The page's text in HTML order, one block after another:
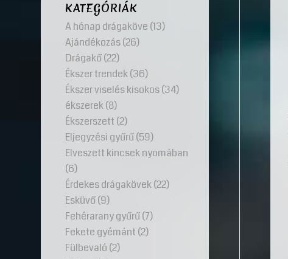
KATEGÓRIÁK
A hónap drágaköve (13)
Ajándékozás(26)
Drágakő(22)
Ékszer trendek(36)
Ékszer viselés kisokos(34)
ékszerek(8)
Ékszerszett (2)
Eljegyzési gyűrű(59)
Elveszett kincsek nyomában
(6)
Érdekes drágakövek(22)
Esküvő(9)
Fehérarany gyűrű(7)
Fekete gyémánt (2)
Fülbevaló (2)